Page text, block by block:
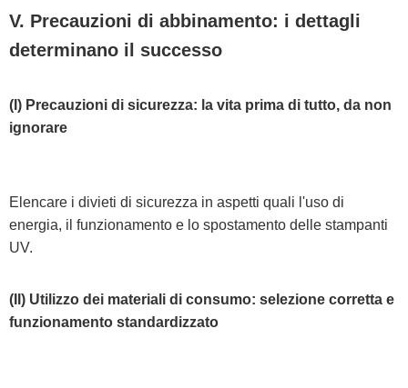
V. Precauzioni di abbinamento: i dettagli
determinano il successo
(I) Precauzioni di sicurezza: la vita prima di tutto, da non
ignorare
Elencare i divieti di sicurezza in aspetti quali l'uso di
energia, il funzionamento e lo spostamento delle stampanti
UV.
(II) Utilizzo dei materiali di consumo: selezione corretta e
funzionamento standardizzato